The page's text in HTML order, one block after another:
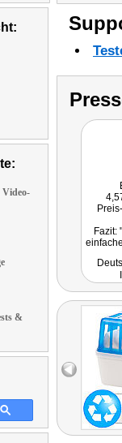
Video-
&
Fazit: